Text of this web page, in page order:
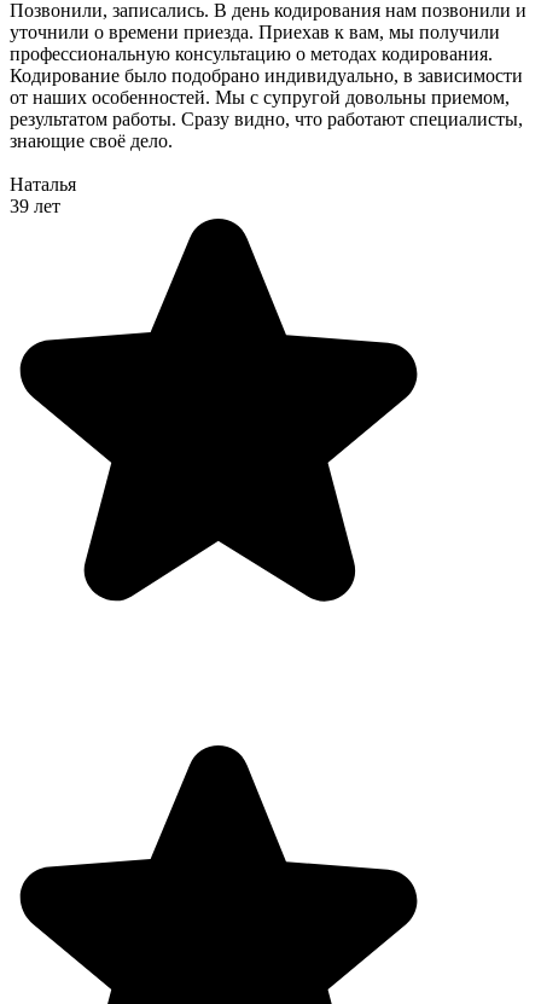
Позвонили, записались. В день кодирования нам позвонили и
уточнили о времени приезда. Приехав к вам, мы получили
профессиональную консультацию о методах кодирования.
Кодирование было подобрано индивидуально, в зависимости
от наших особенностей. Мы с супругой довольны приемом,
результатом работы. Сразу видно, что работают специалисты,
знающие своё дело.
Наталья
39 лет